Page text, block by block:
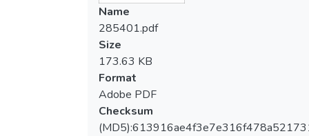
Name
285401.pdf
Size
173.63 KB
Format
Adobe PDF
Checksum